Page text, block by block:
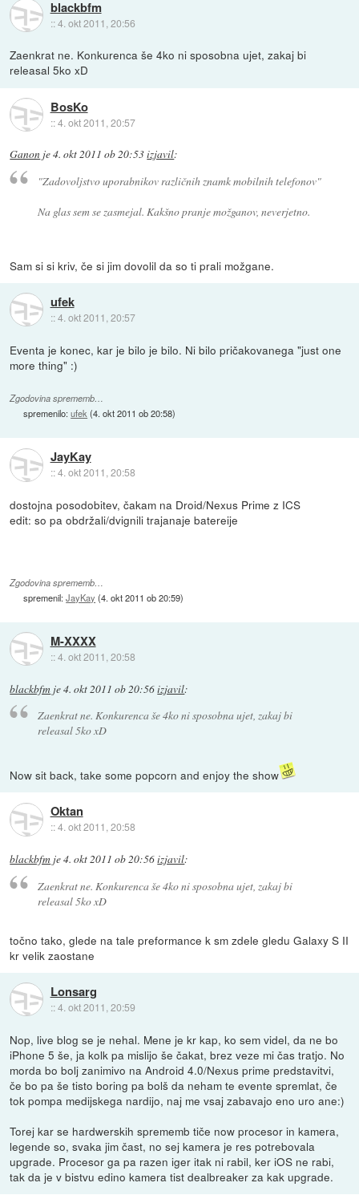
blackbfm
::4. okt 2011, 20:56
Zaenkrat ne. Konkurenca še 4ko ni sposobna ujet, zakaj bi
releasal 5ko xD
BosKo
::4. okt 2011, 20:57
Ganon je4. okt 2011 ob 20:53izjavil:
"Zadovoljstvo uporabnikov različnih znamk mobilnih telefonov"
Na glas sem se zasmejal. Kakšno pranje možganov, neverjetno.
Sam si si kriv, če si jim dovolil da so ti prali možgane.
ufek
::4. okt 2011, 20:57
Eventa je konec, kar je bilo je bilo. Ni bilo pričakovanega "just one
more thing" :)
Zgodovina sprememb…
spremenilo:ufek (4. okt 2011 ob 20:58)
JayKay
::4. okt 2011, 20:58
dostojna posodobitev, čakam na Droid/Nexus Prime z ICS
edit: so pa obdržali/dvignili trajanaje batereije
Zgodovina sprememb…
spremenil:JayKay (4. okt 2011 ob 20:59)
M-XXXX
::4. okt 2011, 20:58
blackbfm je4. okt 2011 ob 20:56izjavil:
Zaenkrat ne. Konkurenca še 4ko ni sposobna ujet, zakaj bi
releasal 5ko xD
Now sit back, take some popcorn and enjoy the show
Oktan
::4. okt 2011, 20:58
blackbfm je4. okt 2011 ob 20:56izjavil:
Zaenkrat ne. Konkurenca še 4ko ni sposobna ujet, zakaj bi
releasal 5ko xD
točno tako, glede na tale preformance k sm zdele gledu Galaxy S II
kr velik zaostane
Lonsarg
::4. okt 2011, 20:59
Nop, live blog se je nehal. Mene je kr kap, ko sem videl, da ne bo
iPhone 5 še, ja kolk pa mislijo še čakat, brez veze mi čas tratjo. No
morda bo bolj zanimivo na Android 4.0/Nexus prime predstavitvi,
če bo pa še tisto boring pa bolš da neham te evente spremlat, če
tok pompa medijskega nardijo, naj me vsaj zabavajo eno uro ane:)
Torej kar se hardwerskih sprememb tiče now procesor in kamera,
legende so, svaka jim čast, no sej kamera je res potrebovala
upgrade. Procesor ga pa razen iger itak ni rabil, ker iOS ne rabi,
tak da je v bistvu edino kamera tist dealbreaker za kak upgrade.